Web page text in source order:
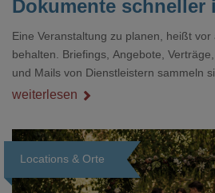
Dokumente schneller
Eine Veranstaltung zu planen, heißt
behalten. Briefings, Angebote,
und Mails von Dienstleistern sammeln
unübersichtlichen Stapel. Wer schon
Dokument gesucht hat, kennt das
weiterlesen
Locations & Orte